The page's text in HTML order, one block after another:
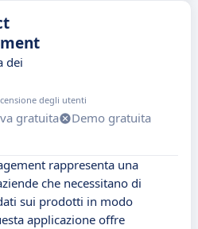
dei
degli utenti
gratuita
Demo gratuita
rappresenta una
che necessitano di
sui prodotti in modo
applicazione offre